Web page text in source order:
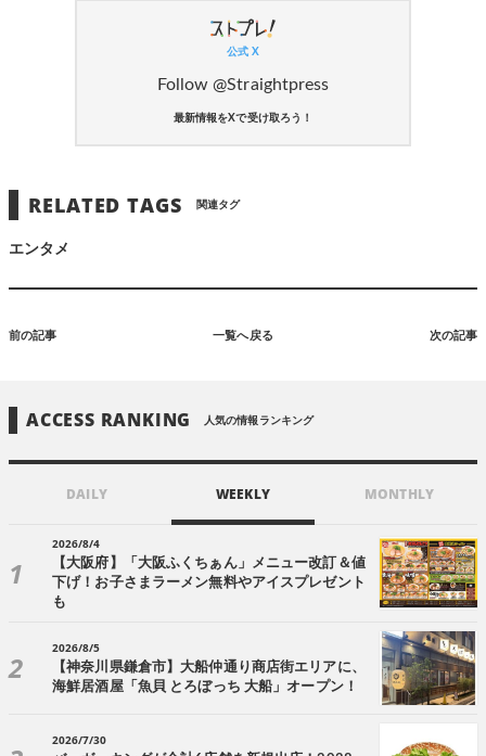
公式 X
Follow @Straightpress
最新情報をXで受け取ろう！
RELATED TAGS 関連タグ
エンタメ
前の記事 一覧へ戻る 次の記事
ACCESS RANKING 人気の情報ランキング
DAILY WEEKLY MONTHLY
2026/8/4
【大阪府】「大阪ふくちぁん」メニュー改訂＆値
下げ！お子さまラーメン無料やアイスプレゼント
も
2026/8/5
【神奈川県鎌倉市】大船仲通り商店街エリアに、
海鮮居酒屋「魚貝 とろぼっち 大船」オープン！
2026/7/30